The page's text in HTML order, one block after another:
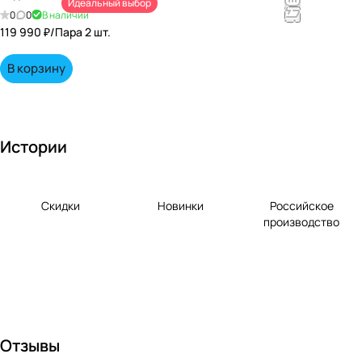
непревзойд
0 0 В наличии
Идеальный выбор
119 990 ₽/Пара 2 шт.
В корзину
Истории
Скидки Новинки
Российское
производство
Отзывы